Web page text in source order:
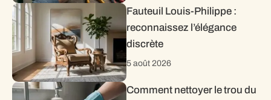
Fauteuil Louis-Philippe :
reconnaissez l’élégance
discrète
5 août 2026
Comment nettoyer le trou du